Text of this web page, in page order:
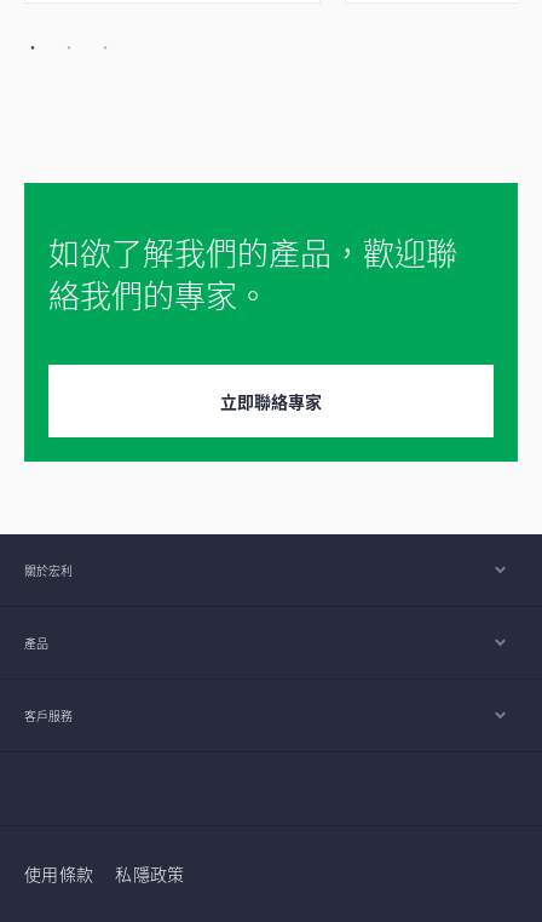
如欲了解我們的產品，歡迎聯
絡我們的專家。
立即聯絡專家
關於宏利
產品
客戶服務
使用條款 私隱政策